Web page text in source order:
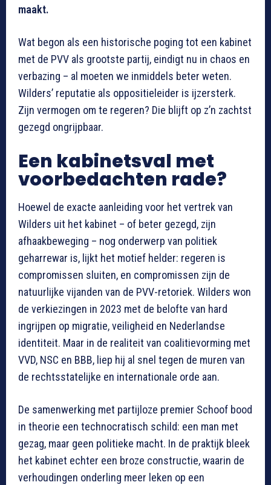
maakt.
Wat begon als een historische poging tot een kabinet
met de PVV als grootste partij, eindigt nu in chaos en
verbazing – al moeten we inmiddels beter weten.
Wilders’ reputatie als oppositieleider is ijzersterk.
Zijn vermogen om te regeren? Die blijft op z’n zachtst
gezegd ongrijpbaar.
Een kabinetsval met
voorbedachten rade?
Hoewel de exacte aanleiding voor het vertrek van
Wilders uit het kabinet – of beter gezegd, zijn
afhaakbeweging – nog onderwerp van politiek
geharrewar is, lijkt het motief helder: regeren is
compromissen sluiten, en compromissen zijn de
natuurlijke vijanden van de PVV-retoriek. Wilders won
de verkiezingen in 2023 met de belofte van hard
ingrijpen op migratie, veiligheid en Nederlandse
identiteit. Maar in de realiteit van coalitievorming met
VVD, NSC en BBB, liep hij al snel tegen de muren van
de rechtsstatelijke en internationale orde aan.
De samenwerking met partijloze premier Schoof bood
in theorie een technocratisch schild: een man met
gezag, maar geen politieke macht. In de praktijk bleek
het kabinet echter een broze constructie, waarin de
verhoudingen onderling meer leken op een